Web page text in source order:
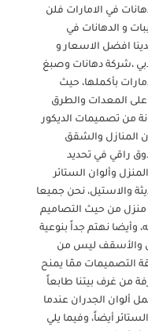
في الامارات فلن
و الدهانات في
افضل الاسعار و
،شركة دهانات وصبغ
بأكملها، حيث
المعدات والطرق
من تصميمات الديكور
المنازل والشقق
راقي في تحديد
وألوان الستائر
والاستيل، نحن جميعا
منزل من حيث التصاميم
وأيضا نهتم جداً بنوعية
والأسقف ليس من
التصميمات ممّا يمنح
من غرف بيتنا طابعاً
ألوان الجدران عندما
أيضاً، وفيما يلي